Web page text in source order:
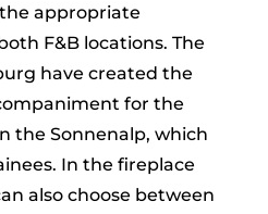
appropriate
F&B locations. The
have created the
for the
the Sonnenalp, which
In the fireplace
also choose between